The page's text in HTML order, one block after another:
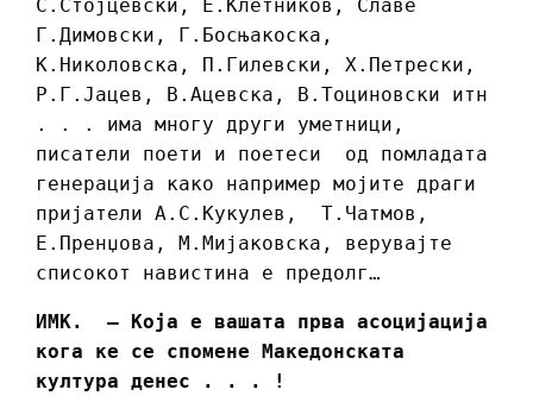
С.Стојцевски, Е.Клетников, Славе
Г.Димовски, Г.Босњакоска,
К.Николовска, П.Гилевски, Х.Петрески,
Р.Г.Јацев, В.Ацевска, В.Тоциновски итн
. . . има многу други уметници,
писатели поети и поетеси од помладата
генерација како например мојите драги
пријатели А.С.Кукулев, Т.Чатмов,
Е.Пренџова, М.Мијаковска, верувајте
списокот навистина е предолг…
ИМК. – Која е вашата прва асоцијација
кога ке се спомене Македонската
култура денес . . . !